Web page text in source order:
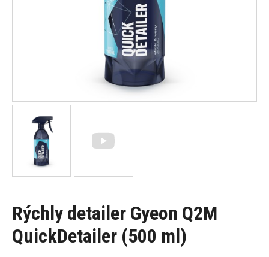
Rýchly detailer Gyeon Q2M
QuickDetailer (500 ml)